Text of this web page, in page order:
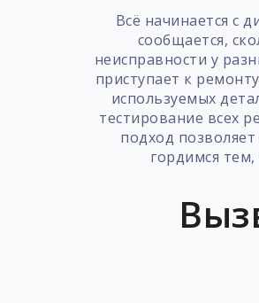
Всё начинается с
сообщается,
неисправности у
приступает к
используемых
тестирование всех
подход
гордимся